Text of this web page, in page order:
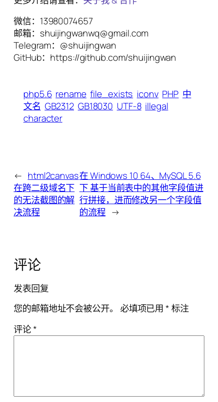
微信：13980074657
邮箱：shuijingwanwq@gmail.com
Telegram：@shuijingwan
GitHub：https://github.com/shuijingwan
php5.6 rename file_exists iconv PHP 中
文名 GB2312 GB18030 UTF-8 illegal
character
← html2canvas
在跨二级域名下
的无法截图的解
决流程
在 Windows 10 64、MySQL 5.6
下 基于当前表中的其他字段值进
行拼接，进而修改另一个字段值
的流程 →
评论
发表回复
您的邮箱地址不会被公开。 必填项已用*标注
评论*